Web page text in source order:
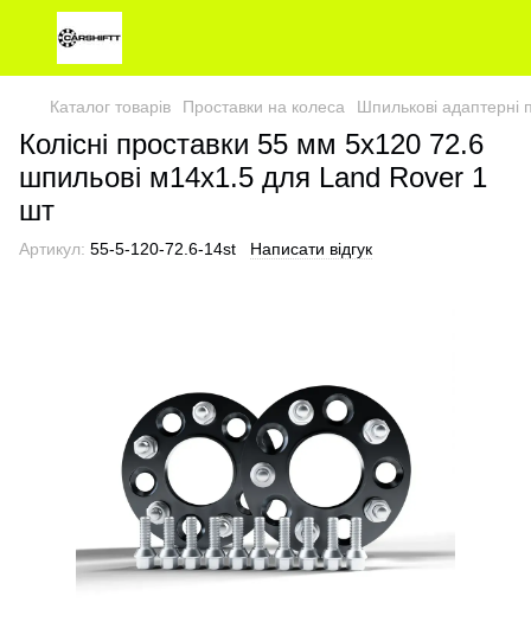
Каталог товарів Проставки на колеса Шпилькові адаптерні
Колісні проставки 55 мм 5х120 72.6
шпильові м14х1.5 для Land Rover 1
шт
Артикул: 55-5-120-72.6-14st Написати відгук